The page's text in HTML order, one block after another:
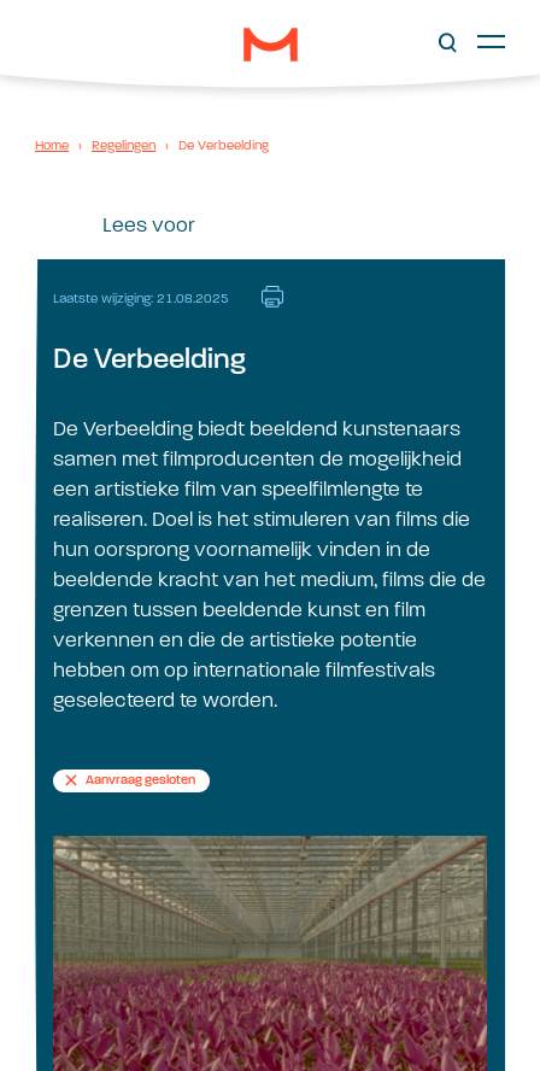
Home › Regelingen › De Verbeelding
Lees voor
Laatste wijziging: 21.08.2025
De Verbeelding
De Verbeelding biedt beeldend kunstenaars
samen met filmproducenten de mogelijkheid
een artistieke film van speelfilmlengte te
realiseren. Doel is het stimuleren van films die
hun oorsprong voornamelijk vinden in de
beeldende kracht van het medium, films die de
grenzen tussen beeldende kunst en film
verkennen en die de artistieke potentie
hebben om op internationale filmfestivals
geselecteerd te worden.
Aanvraag gesloten